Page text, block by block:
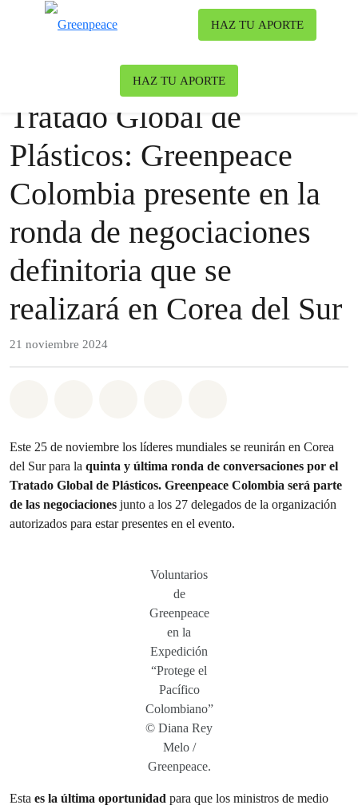
HAZ TU APORTE
HAZ TU APORTE
Contaminación
Tratado Global de
Plásticos: Greenpeace
Colombia presente en la
ronda de negociaciones
definitoria que se
realizará en Corea del Sur
21 noviembre 2024
Este 25 de noviembre los líderes mundiales se reunirán en Corea
del Sur para la quinta y última ronda de conversaciones por el
Tratado Global de Plásticos. Greenpeace Colombia será parte
de las negociaciones junto a los 27 delegados de la organización
autorizados para estar presentes en el evento.
Voluntarios
de
Greenpeace
en la
Expedición
“Protege el
Pacífico
Colombiano”
© Diana Rey
Melo /
Greenpeace.
Esta es la última oportunidad para que los ministros de medio